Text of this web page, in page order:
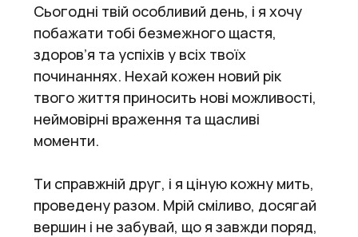
Сьогодні твій особливий день, і я хочу
побажати тобі безмежного щастя,
здоров’я та успіхів у всіх твоїх
починаннях. Нехай кожен новий рік
твого життя приносить нові можливості,
неймовірні враження та щасливі
моменти.
Ти справжній друг, і я ціную кожну мить,
проведену разом. Мрій сміливо, досягай
вершин і не забувай, що я завжди поряд,